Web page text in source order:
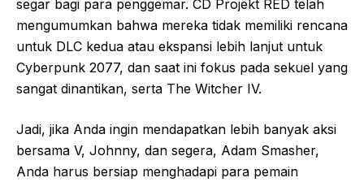
segar bagi para penggemar. CD Projekt RED telah
mengumumkan bahwa mereka tidak memiliki rencana
untuk DLC kedua atau ekspansi lebih lanjut untuk
Cyberpunk 2077, dan saat ini fokus pada sekuel yang
sangat dinantikan, serta The Witcher IV.
Jadi, jika Anda ingin mendapatkan lebih banyak aksi
bersama V, Johnny, dan segera, Adam Smasher,
Anda harus bersiap menghadapi para pemain